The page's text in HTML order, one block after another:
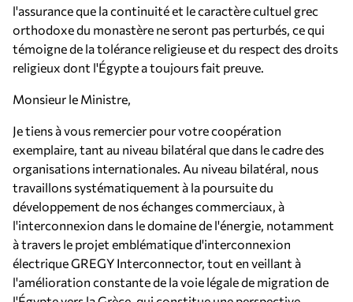
l'assurance que la continuité et le caractère cultuel grec
orthodoxe du monastère ne seront pas perturbés, ce qui
témoigne de la tolérance religieuse et du respect des droits
religieux dont l'Égypte a toujours fait preuve.
Monsieur le Ministre,
Je tiens à vous remercier pour votre coopération
exemplaire, tant au niveau bilatéral que dans le cadre des
organisations internationales. Au niveau bilatéral, nous
travaillons systématiquement à la poursuite du
développement de nos échanges commerciaux, à
l'interconnexion dans le domaine de l'énergie, notamment
à travers le projet emblématique d'interconnexion
électrique GREGY Interconnector, tout en veillant à
l'amélioration constante de la voie légale de migration de